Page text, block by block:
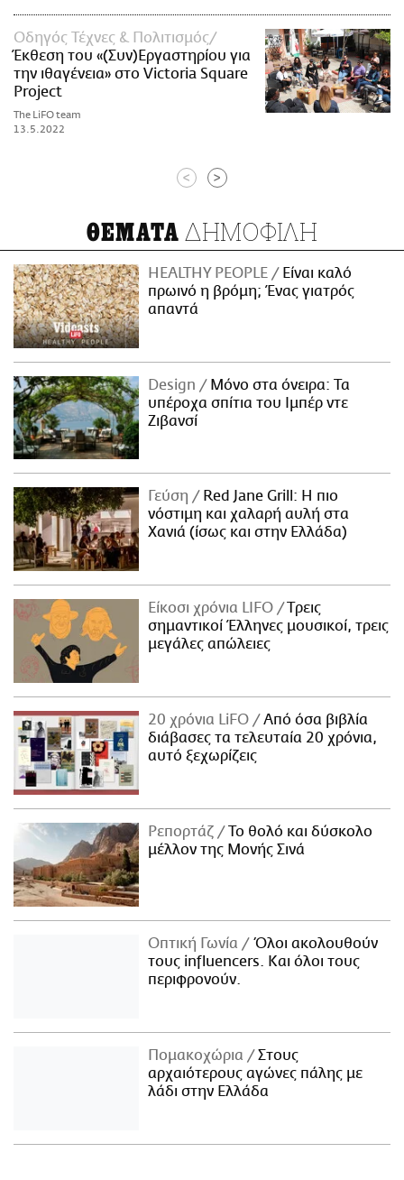
Οδηγός Τέχνες & Πολιτισμός
Έκθεση του «(Συν)Εργαστηρίου για
την ιθαγένεια» στο Victoria Square
Project
The LiFO team
13.5.2022
< >
ΘΕΜΑΤΑ ΔΗΜΟΦΙΛΗ
HEALTHY PEOPLE
Είναι καλό
πρωινό η βρόμη; Ένας γιατρός
απαντά
Design
Μόνο στα όνειρα: Τα
υπέροχα σπίτια του Ιμπέρ ντε
Ζιβανσί
Γεύση
Red Jane Grill: Η πιο
νόστιμη και χαλαρή αυλή στα
Χανιά (ίσως και στην Ελλάδα)
Είκοσι χρόνια LIFO
Tρεις
σημαντικοί Έλληνες μουσικοί, τρεις
μεγάλες απώλειες
20 χρόνια LiFO
Από όσα βιβλία
διάβασες τα τελευταία 20 χρόνια,
αυτό ξεχωρίζεις
Ρεπορτάζ
Το θολό και δύσκολο
μέλλον της Μονής Σινά
Οπτική Γωνία
Όλοι ακολουθούν
τους influencers. Και όλοι τους
περιφρονούν.
Πομακοχώρια
Στους
αρχαιότερους αγώνες πάλης με
λάδι στην Ελλάδα